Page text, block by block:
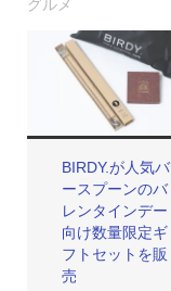
グルメ
BIRDY.が人気バ
ースプーンのバ
レンタインデー
向け数量限定ギ
フトセットを販
売